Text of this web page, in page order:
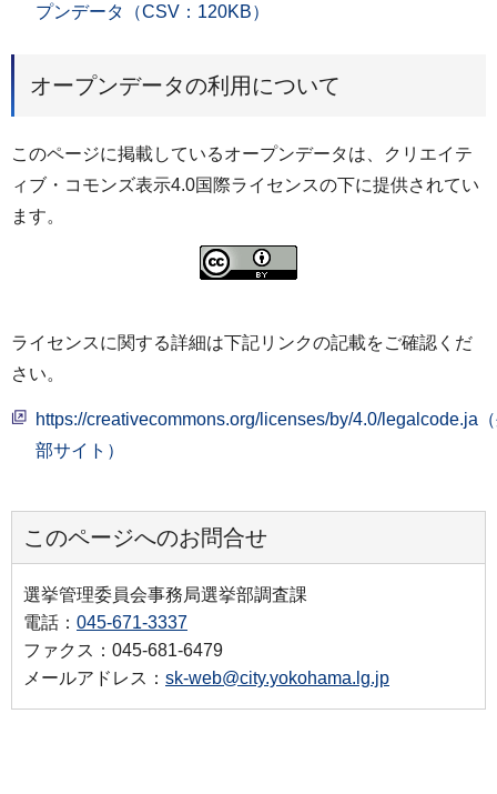
プンデータ（CSV：120KB）
オープンデータの利用について
このページに掲載しているオープンデータは、クリエイテ
ィブ・コモンズ表示4.0国際ライセンスの下に提供されてい
ます。
ライセンスに関する詳細は下記リンクの記載をご確認くだ
さい。
https://creativecommons.org/licenses/by/4.0/legalcode.ja
部サイト）
このページへのお問合せ
選挙管理委員会事務局選挙部調査課
電話： 045-671-3337
ファクス：045-681-6479
メールアドレス： sk-web@city.yokohama.lg.jp